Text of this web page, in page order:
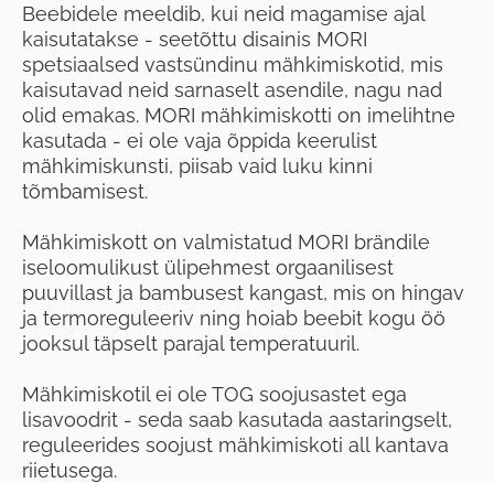
Beebidele meeldib, kui neid magamise ajal
kaisutatakse - seetõttu disainis MORI
spetsiaalsed vastsündinu mähkimiskotid, mis
kaisutavad neid sarnaselt asendile, nagu nad
olid emakas. MORI mähkimiskotti on imelihtne
kasutada - ei ole vaja õppida keerulist
mähkimiskunsti, piisab vaid luku kinni
tõmbamisest.
Mähkimiskott on valmistatud MORI brändile
iseloomulikust ülipehmest orgaanilisest
puuvillast ja bambusest kangast, mis on hingav
ja termoreguleeriv ning hoiab beebit kogu öö
jooksul täpselt parajal temperatuuril.
Mähkimiskotil ei ole TOG soojusastet ega
lisavoodrit - seda saab kasutada aastaringselt,
reguleerides soojust mähkimiskoti all kantava
riietusega.